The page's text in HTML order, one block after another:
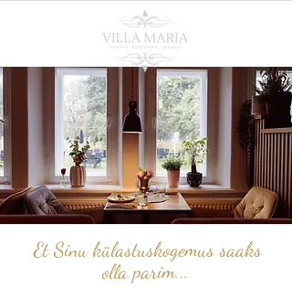
Et Sinu külastuskogemus saaks
olla parim...